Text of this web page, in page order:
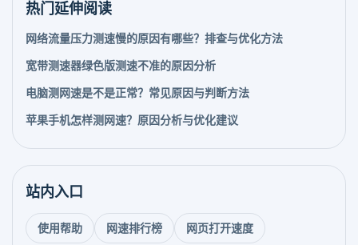
热门延伸阅读
网络流量压力测速慢的原因有哪些？排查与优化方法
宽带测速器绿色版测速不准的原因分析
电脑测网速是不是正常？常见原因与判断方法
苹果手机怎样测网速？原因分析与优化建议
站内入口
使用帮助 网速排行榜 网页打开速度